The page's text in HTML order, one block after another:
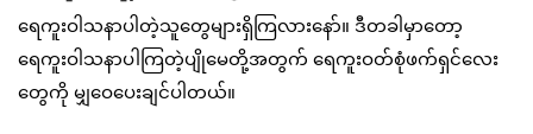
ရေကူးဝါသနာပါတဲ့သူတွေများရှိကြလားနော်။ ဒီတခါမှာတော့
ရေကူးဝါသနာပါကြတဲ့ပျိုမေတို့အတွက် ရေကူးဝတ်စုံဖက်ရှင်လေး
တွေကို မျှဝေပေးချင်ပါတယ်။